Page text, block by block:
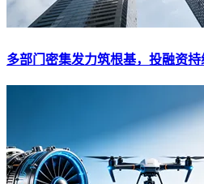
多部门密集发力筑根基，投融资